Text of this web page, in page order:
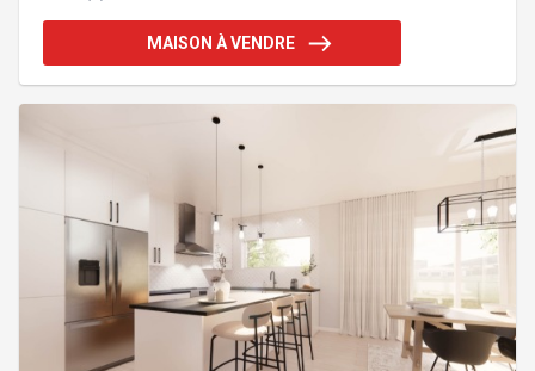
vie de famille, ainsi qu'un sous-sol entièrement
aménagé avec salle de bain et salle de lavage. Une
séduit par son aire de vie lumineuse et conviviale,
MAISON À VENDRE